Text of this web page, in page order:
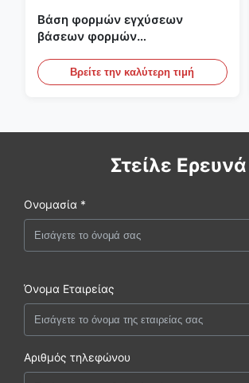
Βάση φορμών εγχύσεων
βάσεων φορμών
PET
Βρείτε την καλύτερη τιμή
Στείλε Ερευνά
Ονομασία *
Όνομα Εταιρείας
Αριθμός τηλεφώνου